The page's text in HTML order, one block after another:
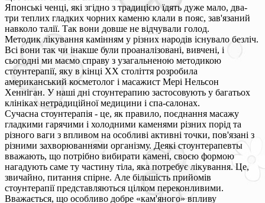
Японські ченці, які згідно з традицією їдять дуже мало, два-
три теплих гладких чорних каменю клали в пояс, зав'язаний
навколо талії. Так вони довше не відчували голод.
Методик лікування камінням у різних народів існувало безліч.
Всі вони так чи інакше були проаналізовані, вивчені, і
сьогодні ми маємо справу з узагальненою методикою
стоунтерапії, яку в кінці ХХ століття розробила
американський косметолог і масажист Мері Нельсон
Хенніган. У наші дні стоунтерапию застосовують у багатьох
клініках нетрадиційної медицини і спа-салонах.
Сучасна стоунтерапія - це, як правило, поєднання масажу
гладкими гарячими і холодними каменями різних порід та
різного ваги з впливом на особливі активні точки, пов'язані з
різними захворюваннями організму. Деякі стоунтерапевты
вважають, що потрібно вибирати камені, своєю формою
нагадують саме ту частину тіла, яка потребує лікування. Це,
звичайно, питання спірне. Але більшість прийомів
стоунтерапії представляються цілком переконливими.
Вважається, що особливо добре «кам'яного» впливу